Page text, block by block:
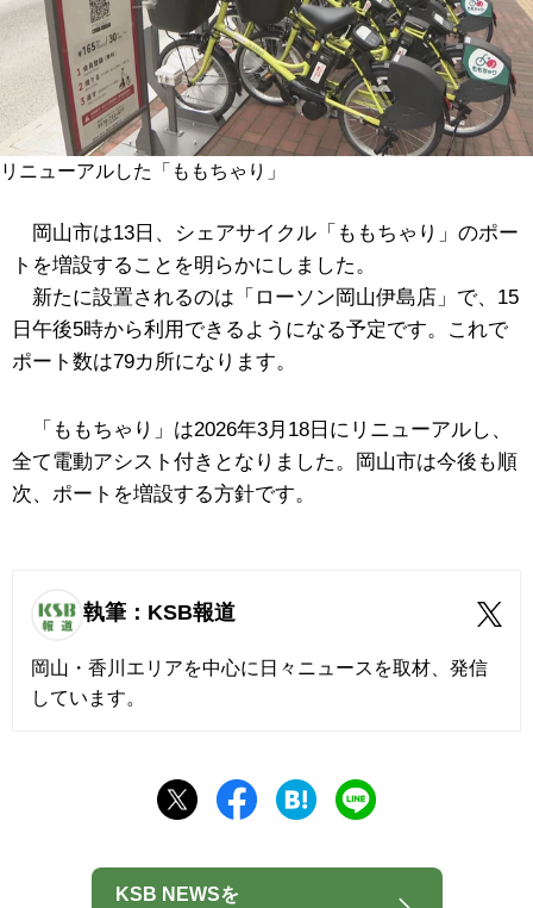
リニューアルした「ももちゃり」
岡山市は13日、シェアサイクル「ももちゃり」のポー
トを増設することを明らかにしました。
新たに設置されるのは 「ローソン岡山伊島店」で、 15
日午後5時から利用できるようになる予定です。これで
ポート数は79カ所になります。
「ももちゃり」は2026年3月18日にリニューアルし、
全て電動アシスト付きとなりました。岡山市は今後も順
次、ポートを増設する方針です。
執筆：KSB報道
岡山・香川エリアを中心に日々ニュースを取材、発信
しています。
KSB NEWSを